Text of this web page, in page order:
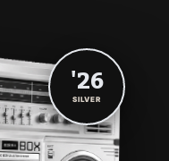
'26
SILVER